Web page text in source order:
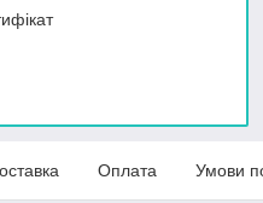
Оплата Умови